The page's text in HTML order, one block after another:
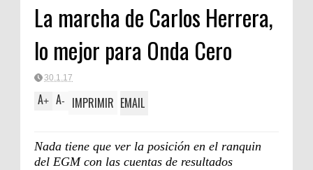
La marcha de Carlos Herrera,
lo mejor para Onda Cero
30.1.17
A+ A- IMPRIMIR EMAIL
Nada tiene que ver la posición en el ranquin
del EGM con las cuentas de resultados